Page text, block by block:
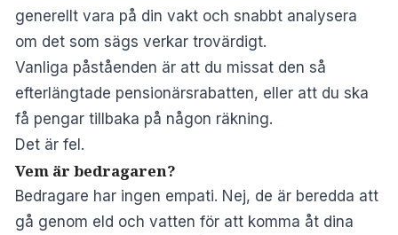
generellt vara på din vakt och snabbt analysera
om det som sägs verkar trovärdigt.
Vanliga påståenden är att du missat den så
efterlängtade pensionärsrabatten, eller att du ska
få pengar tillbaka på någon räkning.
Det är fel.
Vem är bedragaren?
Bedragare har ingen empati. Nej, de är beredda att
gå genom eld och vatten för att komma åt dina